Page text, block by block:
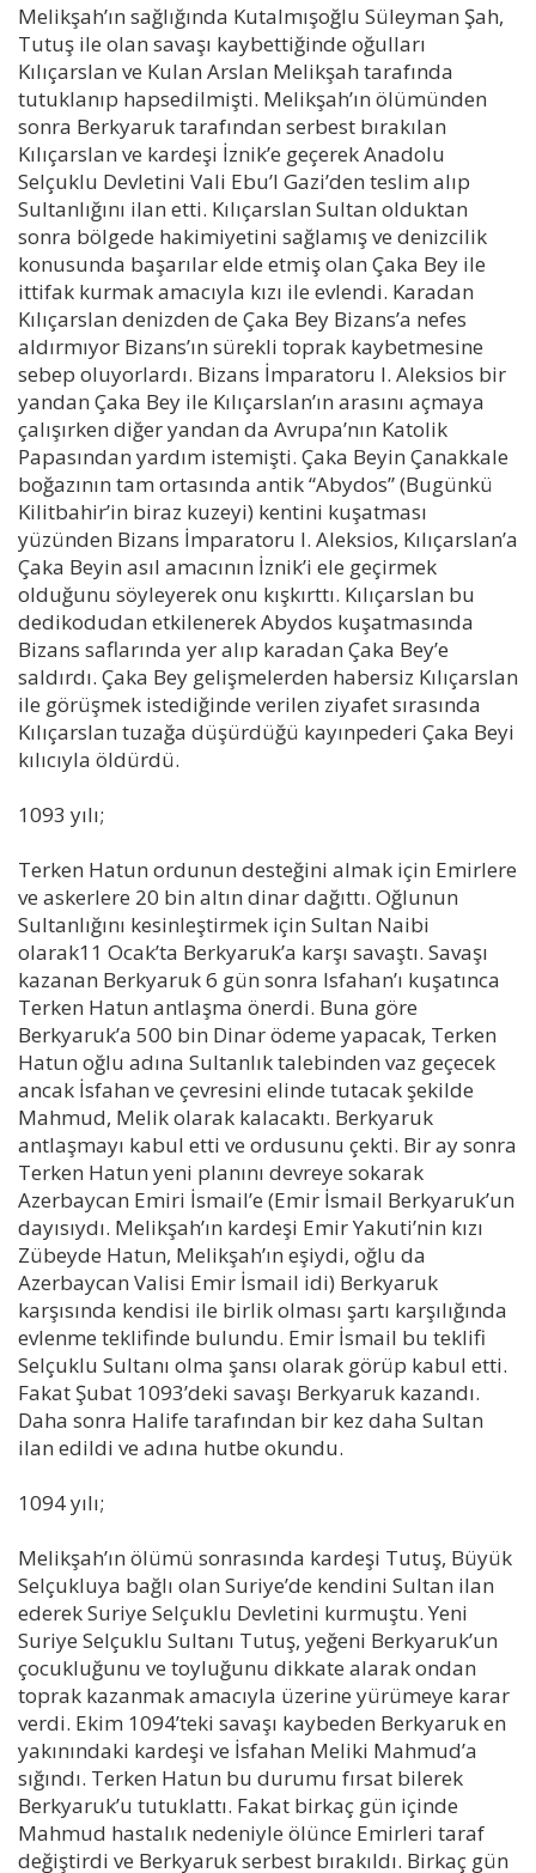
Melikşah’ın sağlığında Kutalmışoğlu Süleyman Şah,
Tutuş ile olan savaşı kaybettiğinde oğulları
Kılıçarslan ve Kulan Arslan Melikşah tarafında
tutuklanıp hapsedilmişti. Melikşah’ın ölümünden
sonra Berkyaruk tarafından serbest bırakılan
Kılıçarslan ve kardeşi İznik’e geçerek Anadolu
Selçuklu Devletini Vali Ebu’l Gazi’den teslim alıp
Sultanlığını ilan etti. Kılıçarslan Sultan olduktan
sonra bölgede hakimiyetini sağlamış ve denizcilik
konusunda başarılar elde etmiş olan Çaka Bey ile
ittifak kurmak amacıyla kızı ile evlendi. Karadan
Kılıçarslan denizden de Çaka Bey Bizans’a nefes
aldırmıyor Bizans’ın sürekli toprak kaybetmesine
sebep oluyorlardı. Bizans İmparatoru I. Aleksios bir
yandan Çaka Bey ile Kılıçarslan’ın arasını açmaya
çalışırken diğer yandan da Avrupa’nın Katolik
Papasından yardım istemişti. Çaka Beyin Çanakkale
boğazının tam ortasında antik “Abydos” (Bugünkü
Kilitbahir’in biraz kuzeyi) kentini kuşatması
yüzünden Bizans İmparatoru I. Aleksios, Kılıçarslan’a
Çaka Beyin asıl amacının İznik’i ele geçirmek
olduğunu söyleyerek onu kışkırttı. Kılıçarslan bu
dedikodudan etkilenerek Abydos kuşatmasında
Bizans saflarında yer alıp karadan Çaka Bey’e
saldırdı. Çaka Bey gelişmelerden habersiz Kılıçarslan
ile görüşmek istediğinde verilen ziyafet sırasında
Kılıçarslan tuzağa düşürdüğü kayınpederi Çaka Beyi
kılıcıyla öldürdü.
1093 yılı;
Terken Hatun ordunun desteğini almak için Emirlere
ve askerlere 20 bin altın dinar dağıttı. Oğlunun
Sultanlığını kesinleştirmek için Sultan Naibi
olarak11 Ocak’ta Berkyaruk’a karşı savaştı. Savaşı
kazanan Berkyaruk 6 gün sonra Isfahan’ı kuşatınca
Terken Hatun antlaşma önerdi. Buna göre
Berkyaruk’a 500 bin Dinar ödeme yapacak, Terken
Hatun oğlu adına Sultanlık talebinden vaz geçecek
ancak İsfahan ve çevresini elinde tutacak şekilde
Mahmud, Melik olarak kalacaktı. Berkyaruk
antlaşmayı kabul etti ve ordusunu çekti. Bir ay sonra
Terken Hatun yeni planını devreye sokarak
Azerbaycan Emiri İsmail’e (Emir İsmail Berkyaruk’un
dayısıydı. Melikşah’ın kardeşi Emir Yakuti’nin kızı
Zübeyde Hatun, Melikşah’ın eşiydi, oğlu da
Azerbaycan Valisi Emir İsmail idi) Berkyaruk
karşısında kendisi ile birlik olması şartı karşılığında
evlenme teklifinde bulundu. Emir İsmail bu teklifi
Selçuklu Sultanı olma şansı olarak görüp kabul etti.
Fakat Şubat 1093’deki savaşı Berkyaruk kazandı.
Daha sonra Halife tarafından bir kez daha Sultan
ilan edildi ve adına hutbe okundu.
1094 yılı;
Melikşah’ın ölümü sonrasında kardeşi Tutuş, Büyük
Selçukluya bağlı olan Suriye’de kendini Sultan ilan
ederek Suriye Selçuklu Devletini kurmuştu. Yeni
Suriye Selçuklu Sultanı Tutuş, yeğeni Berkyaruk’un
çocukluğunu ve toyluğunu dikkate alarak ondan
toprak kazanmak amacıyla üzerine yürümeye karar
verdi. Ekim 1094’teki savaşı kaybeden Berkyaruk en
yakınındaki kardeşi ve İsfahan Meliki Mahmud’a
sığındı. Terken Hatun bu durumu fırsat bilerek
Berkyaruk’u tutuklattı. Fakat birkaç gün içinde
Mahmud hastalık nedeniyle ölünce Emirleri taraf
değiştirdi ve Berkyaruk serbest bırakıldı. Birkaç gün